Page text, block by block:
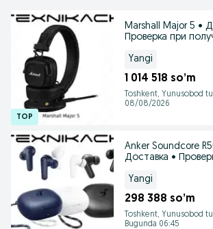
Marshall Major 5 •
Проверка при
Yangi
1 014 518 so’m
Toshkent, Yunusobod
08/08/2026
Anker Soundcore
Доставка •
Yangi
298 388 so’m
Toshkent, Yunusobod
Bugunda 06:45